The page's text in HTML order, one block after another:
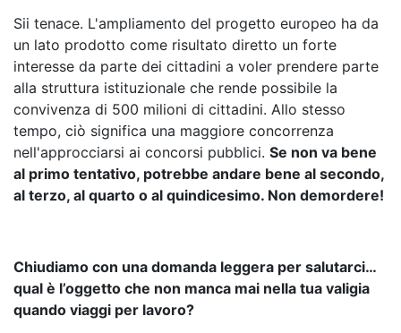
Sii tenace. L'ampliamento del progetto europeo ha da
un lato prodotto come risultato diretto un forte
interesse da parte dei cittadini a voler prendere parte
alla struttura istituzionale che rende possibile la
convivenza di 500 milioni di cittadini. Allo stesso
tempo, ciò significa una maggiore concorrenza
nell'approcciarsi ai concorsi pubblici. Se non va bene
al primo tentativo, potrebbe andare bene al secondo,
al terzo, al quarto o al quindicesimo. Non demordere!
Chiudiamo con una domanda leggera per salutarci…
qual è l’oggetto che non manca mai nella tua valigia
quando viaggi per lavoro?